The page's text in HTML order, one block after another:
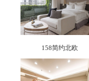
158简约北欧